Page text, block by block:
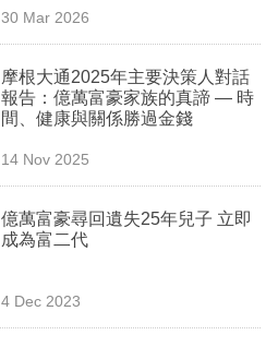
30 Mar 2026
摩根大通2025年主要決策人對話
報告：億萬富豪家族的真諦 — 時
間、健康與關係勝過金錢
14 Nov 2025
億萬富豪尋回遺失25年兒子 立即
成為富二代
4 Dec 2023